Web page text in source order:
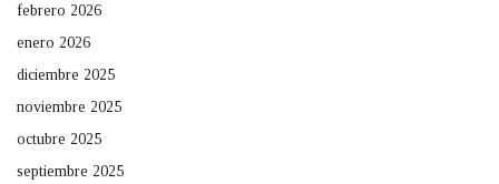
febrero 2026
enero 2026
diciembre 2025
noviembre 2025
octubre 2025
septiembre 2025